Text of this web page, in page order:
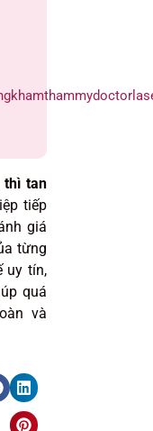
thì tan
tiếp
giá
từng
uy tín,
quá
và